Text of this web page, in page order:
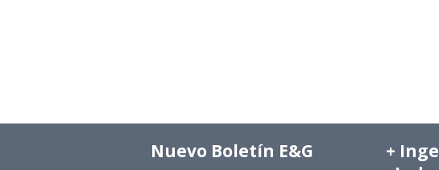
Nuevo Boletín E&G
+